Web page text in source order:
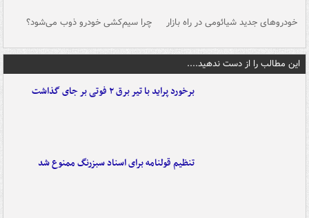
خودروهای جدید شیائومی در راه بازار چرا سیم‌کشی خودرو ذوب می‌شود؟
این مطالب را از دست ندهید....
برخورد پراید با تیر برق ۲ فوتی بر جای گذاشت
تنظیم قولنامه برای اسناد سبزرنگ ممنوع شد